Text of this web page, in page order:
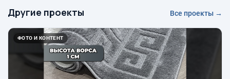
Другие проекты Все проекты →
ФОТО И КОНТЕНТ